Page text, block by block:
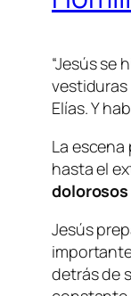
“Jesús se
Elías. Y
La escena
hasta el
dolorosos
Jesús
detrás de